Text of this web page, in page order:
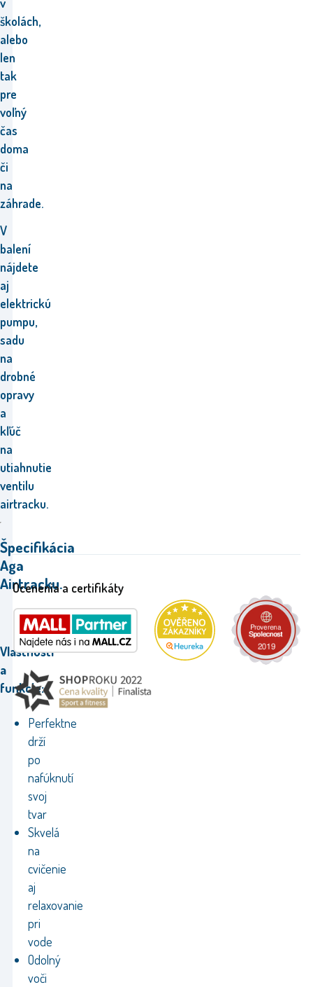
školách,
alebo
len
tak
pre
voľný
čas
doma
či
na
záhrade.
V
balení
nájdete
aj
elektrickú
pumpu,
sadu
na
drobné
opravy
a
kľúč
na
utiahnutie
ventilu
airtracku.
Špecifikácia
Aga
Airtracku.
Vlastnosti
a
funkcie:
Perfektne
drží
po
nafúknutí
svoj
tvar
Skvelá
na
cvičenie
aj
relaxovanie
pri
vode
Odolný
voči
Ocenenia a certifikáty